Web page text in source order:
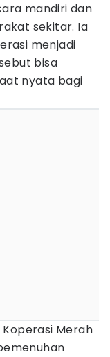
mandiri dan
sekitar. Ia
menjadi
bisa
nyata bagi
Merah